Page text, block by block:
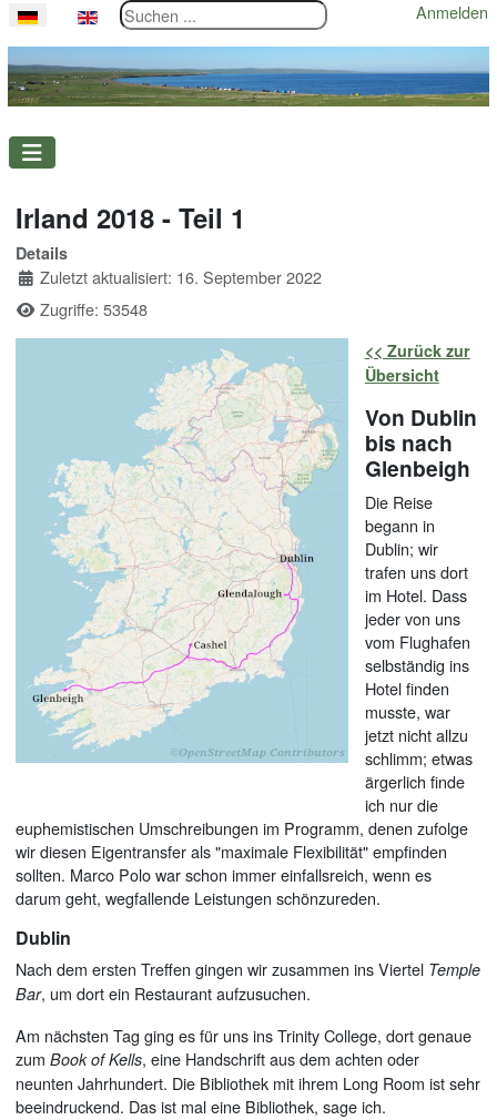
Sprache auswählenSuchen ... Anmelden
Irland 2018 - Teil 1
Details
Zuletzt aktualisiert: 16. September 2022
Zugriffe: 53548
<< Zurück zur
Übersicht
Von Dublin
bis nach
Glenbeigh
Die Reise
begann in
Dublin; wir
trafen uns dort
im Hotel. Dass
jeder von uns
vom Flughafen
selbständig ins
Hotel finden
musste, war
jetzt nicht allzu
schlimm; etwas
ärgerlich finde
ich nur die
euphemistischen Umschreibungen im Programm, denen zufolge
wir diesen Eigentransfer als "maximale Flexibilität" empfinden
sollten. Marco Polo war schon immer einfallsreich, wenn es
darum geht, wegfallende Leistungen schönzureden.
Dublin
Nach dem ersten Treffen gingen wir zusammen ins Viertel Temple
Bar, um dort ein Restaurant aufzusuchen.
Am nächsten Tag ging es für uns ins Trinity College, dort genaue
zumBook of Kells, eine Handschrift aus dem achten oder
neunten Jahrhundert. Die Bibliothek mit ihrem Long Room ist sehr
beeindruckend. Das ist mal eine Bibliothek, sage ich.